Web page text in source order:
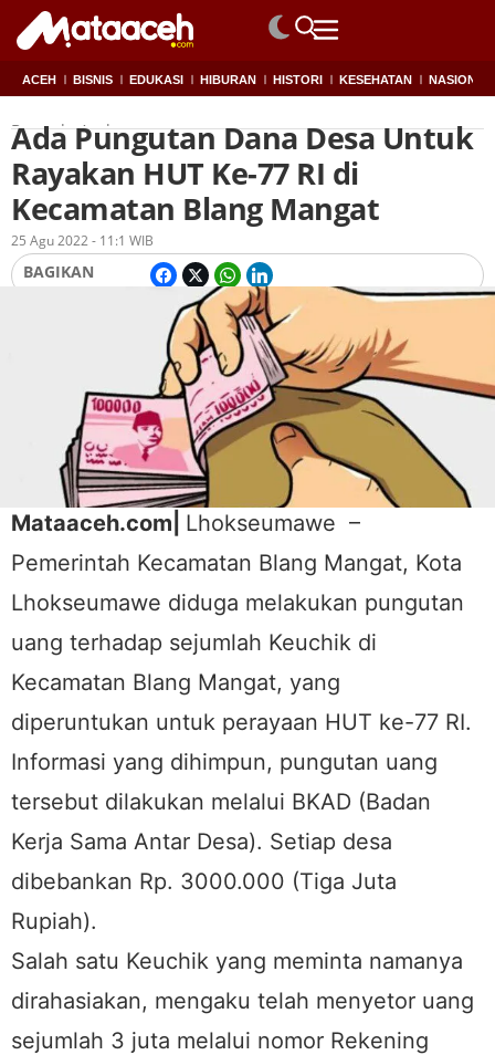
ACEH BISNIS EDUKASI HIBURAN HISTORI KESEHATAN NASIONAL
Beranda Aceh
Ada Pungutan Dana Desa Untuk
Rayakan HUT Ke-77 RI di
Kecamatan Blang Mangat
OlehRedaksi
25 Agu 2022 - 11:1 WIB
BAGIKAN
Mataaceh.com| Lhokseumawe –
Pemerintah Kecamatan Blang Mangat, Kota
Lhokseumawe diduga melakukan pungutan
uang terhadap sejumlah Keuchik di
Kecamatan Blang Mangat, yang
diperuntukan untuk perayaan HUT ke-77 RI.
Informasi yang dihimpun, pungutan uang
tersebut dilakukan melalui BKAD (Badan
Kerja Sama Antar Desa). Setiap desa
dibebankan Rp. 3000.000 (Tiga Juta
Rupiah).
Salah satu Keuchik yang meminta namanya
dirahasiakan, mengaku telah menyetor uang
sejumlah 3 juta melalui nomor Rekening